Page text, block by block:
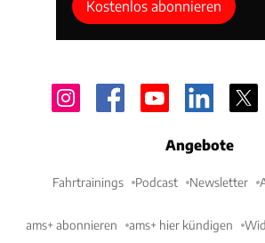
Kostenlos abonnieren
Angebote
Fahrtrainings Podcast Newsletter
ams+ abonnieren ams+ hier kündigen